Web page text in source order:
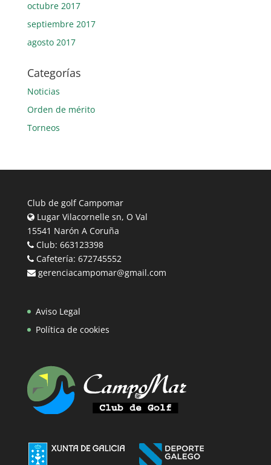
octubre 2017
septiembre 2017
agosto 2017
Categorías
Noticias
Orden de mérito
Torneos
Club de golf Campomar
Lugar Vilacornelle sn, O Val
15541 Narón A Coruña
Club: 663123398
Cafetería: 672745552
gerenciacampomar@gmail.com
Aviso Legal
Política de cookies